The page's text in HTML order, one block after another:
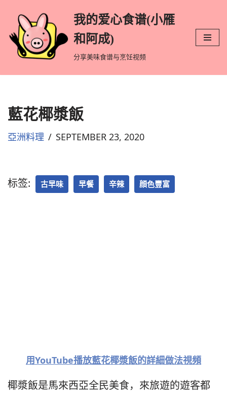
跳
至
文
我的爱心食谱(小雁
和阿成)
分享美味食谱与烹饪视频
藍花椰漿飯
亞洲料理 SEPTEMBER 23, 2020
标签: 古早味 早餐 辛辣 顔色豐富
用YouTube播放藍花椰漿飯的詳細做法視頻
椰漿飯是馬來西亞全民美食，來旅遊的遊客都